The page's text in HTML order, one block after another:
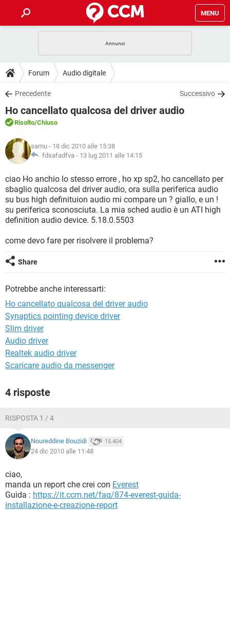
MENU
INTRATTENIMENTO
iOS
INSTAGRAM WHATSAPP
TIKTOK
HARDWARE
GUIDE
COVID-19
iOS
INSTAGRAM
TIKTOK FACEBOOK
DOWNLOAD
COVID-19 GAMING
INTRATTENIMENTO
iOS
INSTAGRAM
TIKTOK FACEBOOK
HARDWARE
FORUM
COVID-19
INTRATTENIMENTO ANDROID
INSTAGRAM WHATSAPP
TIKTOK FACEBOOK
HARDWARE
GLOSSARIO
COVID-19
INTRATTENIMENTO ANDROID
iOS WINDOWS 10
INSTAGRAM WHATSAPP
Forum Audio digitale
Precedente Successivo
Ho cancellato qualcosa del driver audio
Risolto/Chiuso
samu - 18 dic 2010 alle 15:38
fdsafadfva - 13 lug 2011 alle 14:15
ciao Ho anchio lo stesso errore , ho xp sp2, ho cancellato per
sbaglio qualcosa del driver audio, ora sulla periferica audio
su bus high definituion audio mi compare un ? giallo, e un !
su periferica sconosciuta. La mia sched audio è un ATI high
definition audio device. 5.18.0.5503
come devo fare per risolvere il problema?
Share
Potrebbe anche interessarti:
Ho cancellato qualcosa del driver audio
Synaptics pointing device driver
Slim driver
Audio driver
Realtek audio driver
Scaricare audio da messenger
4 risposte
RISPOSTA 1 / 4
Noureddine Bouzidi 15.404
24 dic 2010 alle 11:48
ciao,
manda un report che crei con Everest
Guida : https://it.ccm.net/faq/874-everest-guida-
installazione-e-creazione-report